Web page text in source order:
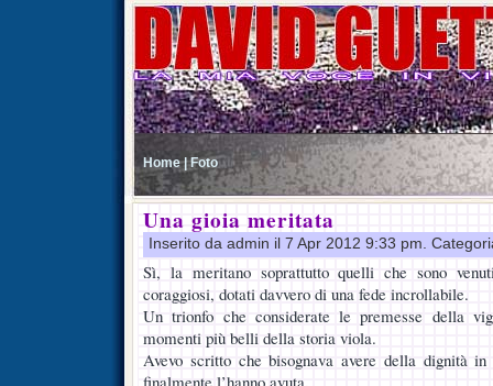
Home | Foto
Una gioia meritata
Inserito da admin il 7 Apr 2012 9:33 pm.
Sì, la meritano soprattutto quelli che sono
coraggiosi, dotati davvero di una fede incrollabile.
Un trionfo che considerate le premesse della
momenti più belli della storia viola.
Avevo scritto che bisognava avere della dignità
finalmente l’hanno avuta.